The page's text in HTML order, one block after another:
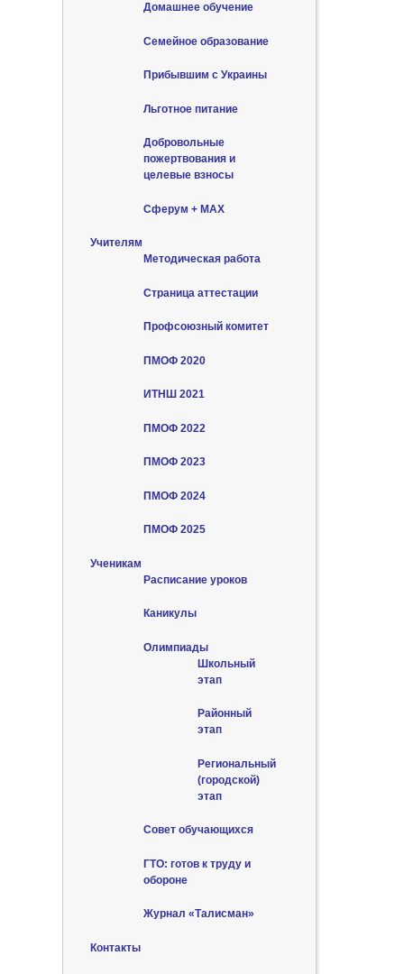
Домашнее обучение
Семейное образование
Прибывшим с Украины
Льготное питание
Добровольные
пожертвования и
целевые взносы
Сферум + MAX
Учителям
Методическая работа
Страница аттестации
Профсоюзный комитет
ПМОФ 2020
ИТНШ 2021
ПМОФ 2022
ПМОФ 2023
ПМОФ 2024
ПМОФ 2025
Ученикам
Расписание уроков
Каникулы
Олимпиады
Школьный
этап
Районный
этап
Региональный
(городской)
этап
Совет обучающихся
ГТО: готов к труду и
обороне
Журнал «Талисман»
Контакты